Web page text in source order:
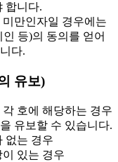
합니다.
만인자일 경우에는
등)의 동의를 얻어
다.
유보)
호에 해당하는 경우
유보할 수 있습니다.
없는 경우
있는 경우